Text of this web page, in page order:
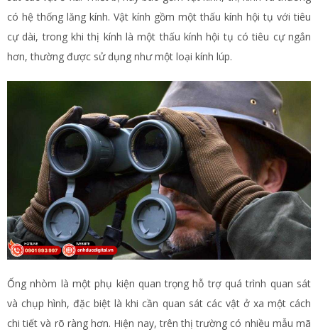
có hệ thống lăng kính. Vật kính gồm một thấu kính hội tụ với tiêu
cự dài, trong khi thị kính là một thấu kính hội tụ có tiêu cự ngắn
hơn, thường được sử dụng như một loại kính lúp.
Ống nhòm là một phụ kiện quan trọng hỗ trợ quá trình quan sát
và chụp hình, đặc biệt là khi cần quan sát các vật ở xa một cách
chi tiết và rõ ràng hơn. Hiện nay, trên thị trường có nhiều mẫu mã